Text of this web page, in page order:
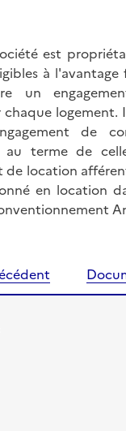
est
à l'avantage
un
logement.
de
au terme de
de location
en location